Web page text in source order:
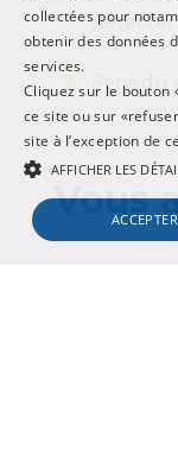
détecter
Sens
Vous
collectées pour
obtenir des données
services.
Cliquez sur le bouton
ce site ou sur
site à l’exception de
AFFICHER LES
ACCEPTER